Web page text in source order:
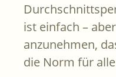
ist einfach –
anzunehmen,
die Norm für